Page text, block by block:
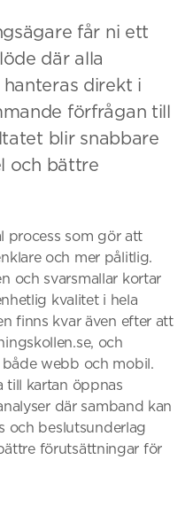
får ni ett
där alla
direkt i
förfrågan till
blir snabbare
och bättre
process som gör att
och mer pålitlig.
och svarsmallar kortar
kvalitet i hela
finns kvar även efter att
och
webb och mobil.
till kartan öppnas
där samband kan
och beslutsunderlag
förutsättningar för